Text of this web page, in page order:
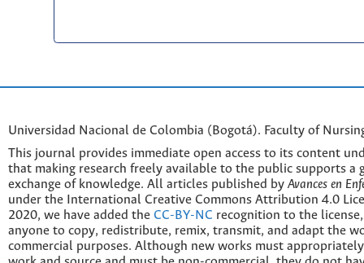
Universidad Nacional de Colombia (Bogotá). Faculty of
This journal provides immediate open access to its content
that making research freely available to the public supports a
exchange of knowledge. All articles published by Avances en
under the International Creative Commons Attribution 4.0
2020, we have added the CC-BY-NC recognition to the
anyone to copy, redistribute, remix, transmit, and adapt the
commercial purposes. Although new works must